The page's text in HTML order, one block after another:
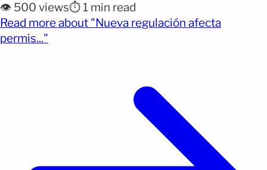
a nuevos solicitantes de asilo. La norma fue
difundida este lunes en el Registro Federal. Entrará
en vigor el 24 de abril de 2026, 60 días [&hellip;]
👁️ 500 views⏱️ 1 min read
Read more about "Nueva regulación afecta
permis..."